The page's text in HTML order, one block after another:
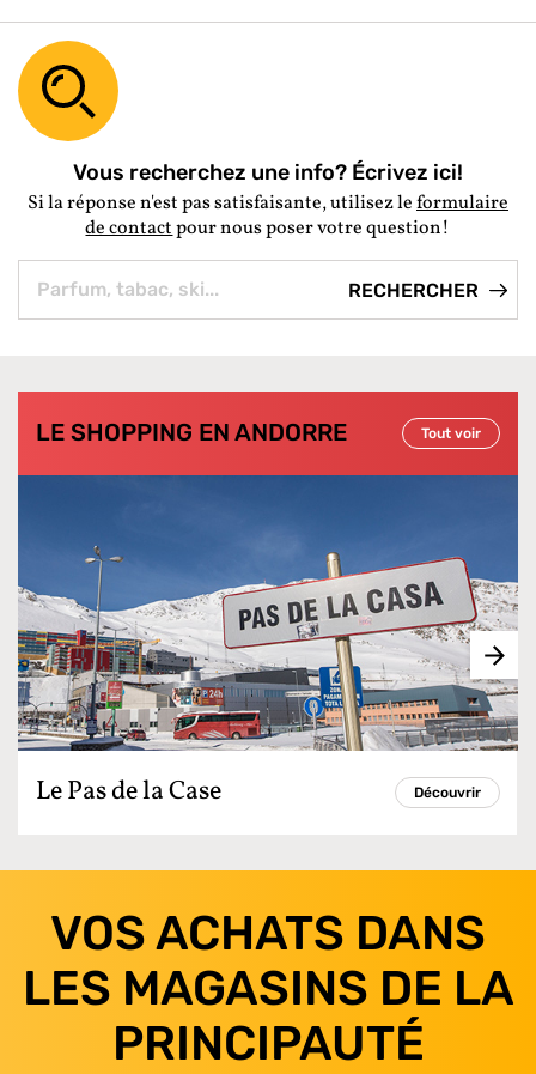
Vous recherchez une info? Écrivez ici!
Si la réponse n'est pas satisfaisante, utilisez leformulaire
de contactpour nous poser votre question!
LE SHOPPING EN ANDORRE Tout voir
Le Pas de la Case Découvrir
VOS ACHATS DANS
LES MAGASINS DE LA
PRINCIPAUTÉ